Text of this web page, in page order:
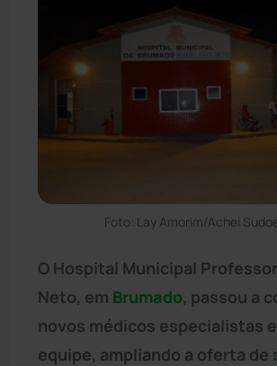
Foto: Lay Amorim/Achei
O Hospital Municipal
Neto, em Brumado, passou a
novos médicos especialistas
equipe, ampliando a oferta de